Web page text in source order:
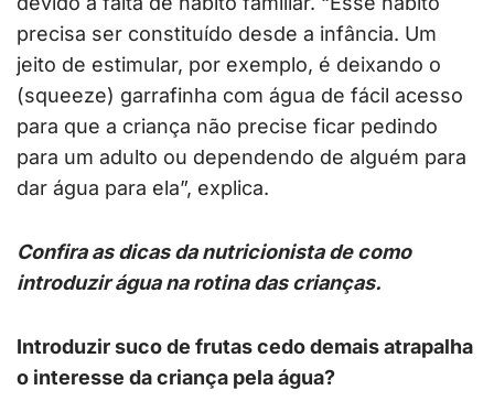
precisa ser constituído desde a infância. Um
jeito de estimular, por exemplo, é deixando o
(squeeze) garrafinha com água de fácil acesso
para que a criança não precise ficar pedindo
para um adulto ou dependendo de alguém para
dar água para ela”, explica.
Confira as dicas da nutricionista de como
introduzir água na rotina das crianças.
Introduzir suco de frutas cedo demais atrapalha
o interesse da criança pela água?